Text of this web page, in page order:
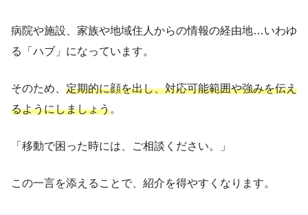
病院や施設、家族や地域住人からの情報の経由地…いわゆ
る「ハブ」になっています。
そのため、 定期的に顔を出し、対応可能範囲や強みを伝え
るようにしましょう。
「移動で困った時には、ご相談ください。」
この一言を添えることで、紹介を得やすくなります。